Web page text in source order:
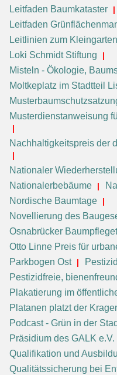
Leitfaden Baumkataster
Leitfaden
Leitlinien zum
Loki Schmidt Stiftung
Misteln - Ökologie,
Moltkeplatz im Stadtteil
Musterdienstanweisung
Nachhaltigkeitspreis der
Nationaler
Nationalerbebäume
Nordische Baumtage
Novellierung des
Osnabrücker
Otto Linne Preis für
Parkbogen Ost
Pestizidfreie,
Plakatierung im
Platanen platzt der
Podcast - Grün in der
Präsidium des GALK e.V.
Qualifikation und
Qualitätssicherung bei